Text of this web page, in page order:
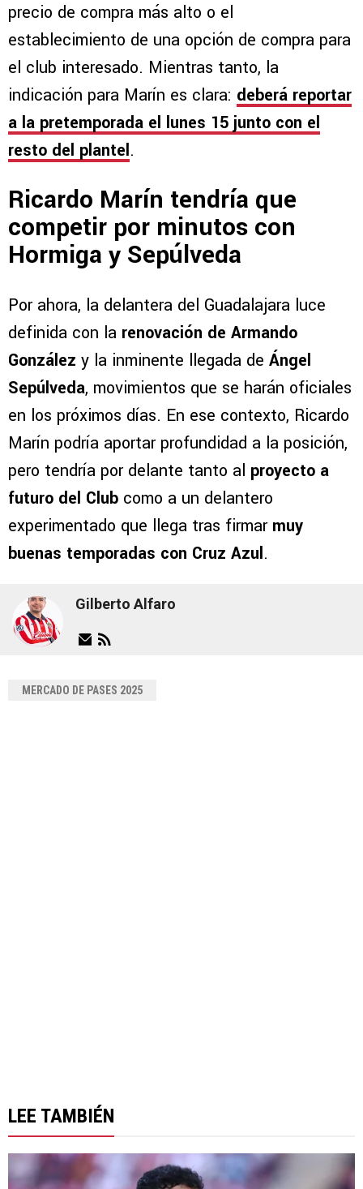
precio de compra más alto o el
establecimiento de una opción de compra para
el club interesado. Mientras tanto, la
indicación para Marín es clara: deberá reportar
a la pretemporada el lunes 15 junto con el
resto del plantel.
Ricardo Marín tendría que
competir por minutos con
Hormiga y Sepúlveda
Por ahora, la delantera del Guadalajara luce
definida con la renovación de Armando
González y la inminente llegada de Ángel
Sepúlveda, movimientos que se harán oficiales
en los próximos días. En ese contexto, Ricardo
Marín podría aportar profundidad a la posición,
pero tendría por delante tanto al proyecto a
futuro del Club como a un delantero
experimentado que llega tras firmar muy
buenas temporadas con Cruz Azul.
Gilberto Alfaro
MERCADO DE PASES 2025
LEE TAMBIÉN